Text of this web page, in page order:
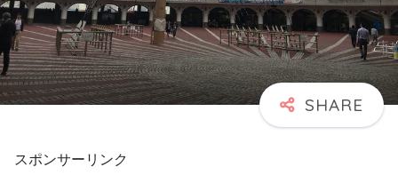
スポンサーリンク